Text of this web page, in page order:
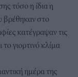
τόσο η ίδια η
βρέθηκαν στο
κατέγραψαν τις
γιορτινό κλίμα
ημέρα της